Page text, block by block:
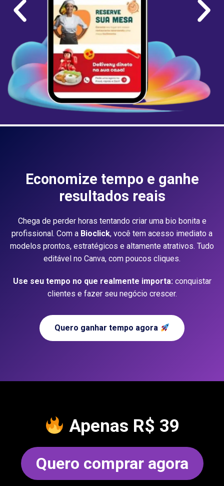
Economize tempo e ganhe
resultados reais
Chega de perder horas tentando criar uma bio bonita e
profissional. Com a Bioclick, você tem acesso imediato a
modelos prontos, estratégicos e altamente atrativos. Tudo
editável no Canva, com poucos cliques.
Use seu tempo no que realmente importa:conquistar
clientes e fazer seu negócio crescer.
Quero ganhar tempo agora
Apenas R$ 39
Quero comprar agora